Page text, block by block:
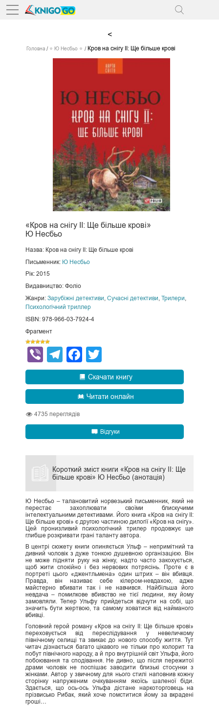
<
Головна ⭐ Ю Несбьо ⭐ Кров на снігу ІІ: Ще більше крові
«Кров на снігу ІІ: Ще більше крові»
Ю Несбьо
Назва: Кров на снігу ІІ: Ще більше крові
Письменник: Ю Несбьо
Рік: 2015
Видавництво: Фоліо
Жанри: Зарубіжні детективи, Сучасні детективи, Трилери,
Психологічний триллер
ISBN: 978-966-03-7924-4
Фрагмент
ViberTelegram
Facebook
Скачати книгу
Читати онлайн
4735 переглядів
Відгуки
Короткий зміст книги «Кров на снігу ІІ: Ще
більше крові» Ю Несбьо (анотація)
Ю Несбьо – талановитий норвезький письменник, який не
перестає захоплювати своїми блискучими
інтелектуальними детективами. Його книга «Кров на снігу II:
Ще більше крові» є другою частиною дилогії «Кров на снігу».
Цей пронизливий психологічний трилер продовжує ще
глибше розкривати грані таланту автора.
В центрі сюжету книги опиняється Ульф – непримітний та
дивний чоловік з дуже тонкою душевною організацією. Він
не може підняти руку на жінку, надто часто закохується,
щоб жити спокійно і без нервових потрясінь. Проте є в
портреті цього «джентльмена» один штрих – він вбивця.
Правда, він називає себе кілером-невдахою, адже
майстерно вбивати так і не навчився. Найбільша його
невдача – помилкове вбивство не тієї людини, яку йому
замовляли. Тепер Ульфу прийдеться відчути на собі, що
значить бути жертвою, та самому ховатися від найманого
вбивці.
Головний герой роману «Кров на снігу II: Ще більше крові»
переховується від переслідування у невеличкому
північному селищі та звикає до нового способу життя. Тут
читач дізнається багато цікавого не тільки про колорит та
побут північного народу, а й про внутрішній світ Ульфа, його
побоювання та сподівання. Не дивно, що після пережитої
драми чоловік не поспішає заводити близькі стосунки з
жінками. Автор у звичному для нього стилі наповнив кожну
сторінку напруженим очікуванням якоїсь шаленої біди.
Здається, що ось-ось Ульфа дістане наркоторговець на
прізвисько Рибак, який хоче помститися йому за вкрадені
гроші…